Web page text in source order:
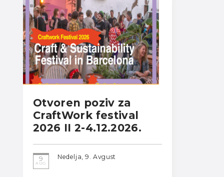
Otvoren poziv za
CraftWork festival
2026 II 2-4.12.2026.
9
AUG
Nedelja, 9. Avgust